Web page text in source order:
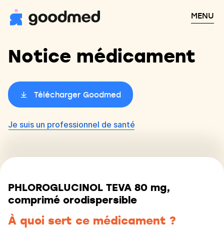
MENU
Notice médicament
Télécharger Goodmed
Je suis un professionnel de santé
PHLOROGLUCINOL TEVA 80 mg,
comprimé orodispersible
À quoi sert ce médicament ?